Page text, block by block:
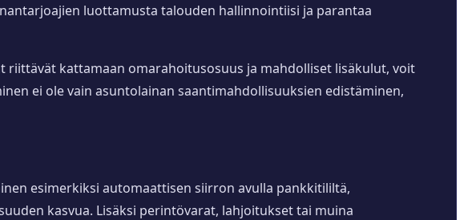
luottamusta talouden hallinnointiisi ja parantaa
kattamaan omarahoitusosuus ja mahdolliset lisäkulut, voit
ei ole vain asuntolainan saantimahdollisuuksien edistäminen,
esimerkiksi automaattisen siirron avulla pankkitililtä,
kasvua. Lisäksi perintövarat, lahjoitukset tai muina